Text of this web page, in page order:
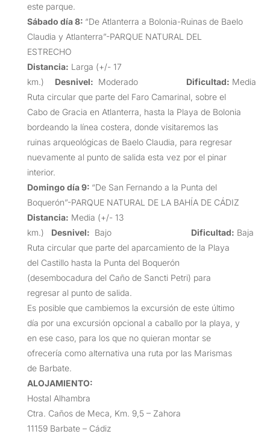
este parque.
Sábado día 8: “De Atlanterra a Bolonia-Ruinas de Baelo
Claudia y Atlanterra”-PARQUE NATURAL DEL
ESTRECHO
Distancia: Larga (+/- 17
km.) Desnivel: Moderado Dificultad: Media
Ruta circular que parte del Faro Camarinal, sobre el
Cabo de Gracia en Atlanterra, hasta la Playa de Bolonia
bordeando la línea costera, donde visitaremos las
ruinas arqueológicas de Baelo Claudia, para regresar
nuevamente al punto de salida esta vez por el pinar
interior.
Domingo día 9: “De San Fernando a la Punta del
Boquerón”-PARQUE NATURAL DE LA BAHÍA DE CÁDIZ
Distancia: Media (+/- 13
km.) Desnivel: Bajo Dificultad: Baja
Ruta circular que parte del aparcamiento de la Playa
del Castillo hasta la Punta del Boquerón
(desembocadura del Caño de Sancti Petri) para
regresar al punto de salida.
Es posible que cambiemos la excursión de este último
día por una excursión opcional a caballo por la playa, y
en ese caso, para los que no quieran montar se
ofrecería como alternativa una ruta por las Marismas
de Barbate.
ALOJAMIENTO:
Hostal Alhambra
Ctra. Caños de Meca, Km. 9,5 – Zahora
11159 Barbate – Cádiz